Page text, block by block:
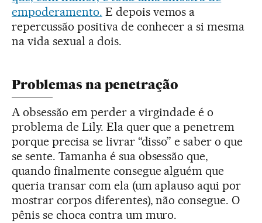
empoderamento. E depois vemos a
repercussão positiva de conhecer a si mesma
na vida sexual a dois.
Problemas na penetração
A obsessão em perder a virgindade é o
problema de Lily. Ela quer que a penetrem
porque precisa se livrar “disso” e saber o que
se sente. Tamanha é sua obsessão que,
quando finalmente consegue alguém que
queria transar com ela (um aplauso aqui por
mostrar corpos diferentes), não consegue. O
pênis se choca contra um muro.